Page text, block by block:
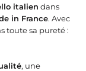
italien dans
in France. Avec
toute sa pureté :
, une